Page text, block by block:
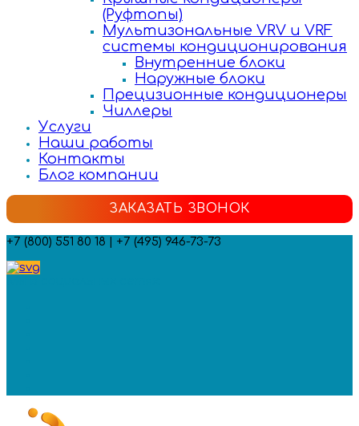
(Руфтопы)
Мультизональные VRV и VRF
системы кондиционирования
Внутренние блоки
Наружные блоки
Прецизионные кондиционеры
Чиллеры
Услуги
Наши работы
Контакты
Блог компании
ЗАКАЗАТЬ ЗВОНОК
+7 (800) 551 80 18 | +7 (495) 946-73-73